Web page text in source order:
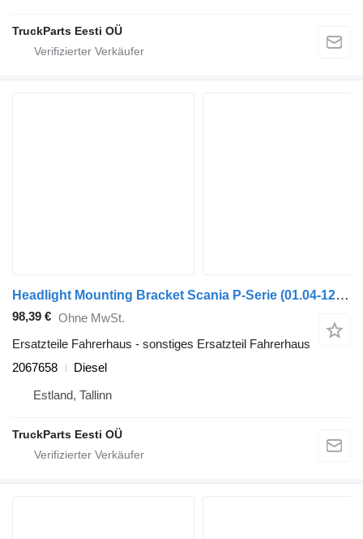
TruckParts Eesti OÜ
Headlight Mounting Bracket Scania P-Serie (01.04-12.17) 2067658 für Scania P,G,R,T-series (2004-2017) Sattelzugmaschine
98,39 € Ohne MwSt.
Ersatzteile Fahrerhaus - sonstiges Ersatzteil Fahrerhaus
2067658
Diesel
Estland, Tallinn
TruckParts Eesti OÜ